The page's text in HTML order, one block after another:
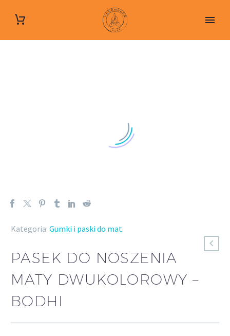
Kategoria: Gumki i paski do mat.
PASEK DO NOSZENIA
MATY DWUKOLOROWY –
BODHI